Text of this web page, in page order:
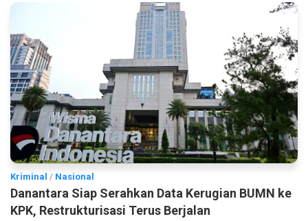
Kriminal / Nasional
Danantara Siap Serahkan Data Kerugian BUMN ke
KPK, Restrukturisasi Terus Berjalan